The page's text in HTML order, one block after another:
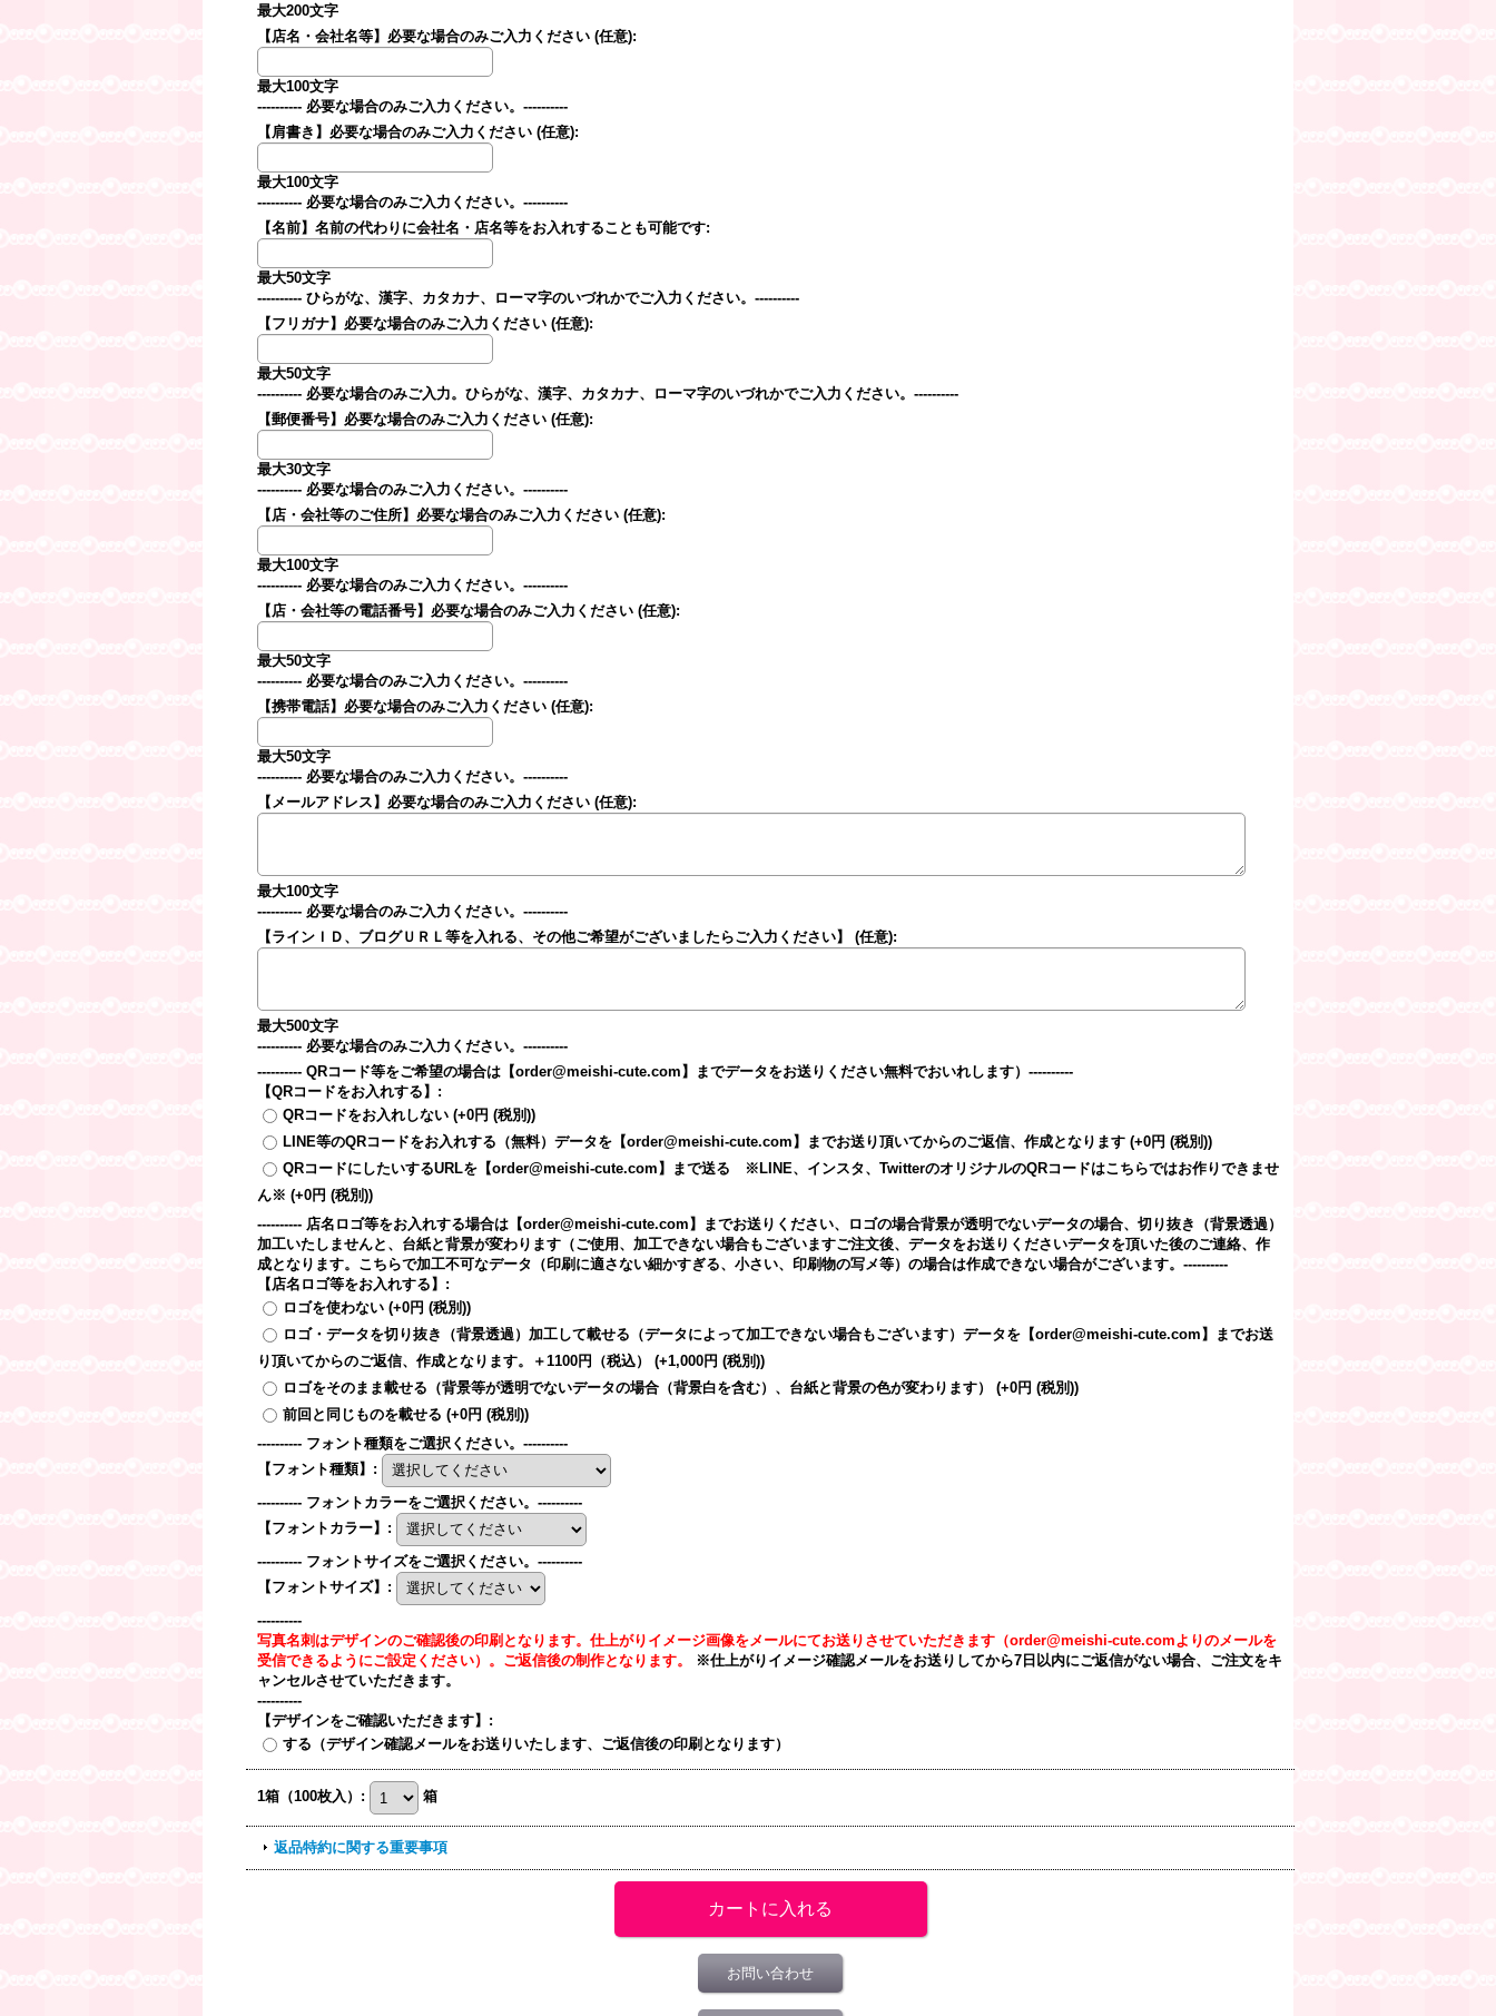
最大200文字
【店名・会社名等】必要な場合のみご入力ください (任意):
最大100文字
---------- 必要な場合のみご入力ください。----------
【肩書き】必要な場合のみご入力ください (任意):
最大100文字
---------- 必要な場合のみご入力ください。----------
【名前】名前の代わりに会社名・店名等をお入れすることも可能です:
最大50文字
---------- ひらがな、漢字、カタカナ、ローマ字のいづれかでご入力ください。----------
【フリガナ】必要な場合のみご入力ください (任意):
最大50文字
---------- 必要な場合のみご入力。ひらがな、漢字、カタカナ、ローマ字のいづれかでご入力ください。----------
【郵便番号】必要な場合のみご入力ください (任意):
最大30文字
---------- 必要な場合のみご入力ください。----------
【店・会社等のご住所】必要な場合のみご入力ください (任意):
最大100文字
---------- 必要な場合のみご入力ください。----------
【店・会社等の電話番号】必要な場合のみご入力ください (任意):
最大50文字
---------- 必要な場合のみご入力ください。----------
【携帯電話】必要な場合のみご入力ください (任意):
最大50文字
---------- 必要な場合のみご入力ください。----------
【メールアドレス】必要な場合のみご入力ください (任意):
最大100文字
---------- 必要な場合のみご入力ください。----------
【ラインＩＤ、ブログＵＲＬ等を入れる、その他ご希望がございましたらご入力ください】 (任意):
最大500文字
---------- 必要な場合のみご入力ください。----------
---------- QRコード等をご希望の場合は【order@meishi-cute.com】までデータをお送りください無料でおいれします）----------
【QRコードをお入れする】 :
QRコードをお入れしない (+0円 (税別))
LINE等のQRコードをお入れする（無料）データを【order@meishi-cute.com】までお送り頂いてからのご返信、作成となります (+0円 (税別))
QRコードにしたいするURLを【order@meishi-cute.com】まで送る ※LINE、インスタ、TwitterのオリジナルのQRコードはこちらではお作りできませ
ん※ (+0円 (税別))
---------- 店名ロゴ等をお入れする場合は【order@meishi-cute.com】までお送りください、ロゴの場合背景が透明でないデータの場合、切り抜き（背景透過）
加工いたしませんと、台紙と背景が変わります（ご使用、加工できない場合もございますご注文後、データをお送りくださいデータを頂いた後のご連絡、作
成となります。こちらで加工不可なデータ（印刷に適さない細かすぎる、小さい、印刷物の写メ等）の場合は作成できない場合がございます。----------
【店名ロゴ等をお入れする】 :
ロゴを使わない (+0円 (税別))
ロゴ・データを切り抜き（背景透過）加工して載せる（データによって加工できない場合もございます）データを【order@meishi-cute.com】までお送
り頂いてからのご返信、作成となります。＋1100円（税込） (+1,000円 (税別))
ロゴをそのまま載せる（背景等が透明でないデータの場合（背景白を含む）、台紙と背景の色が変わります） (+0円 (税別))
前回と同じものを載せる (+0円 (税別))
---------- フォント種類をご選択ください。----------
【フォント種類】 :
---------- フォントカラーをご選択ください。----------
【フォントカラー】 :
---------- フォントサイズをご選択ください。----------
【フォントサイズ】 :
----------
写真名刺はデザインのご確認後の印刷となります。仕上がりイメージ画像をメールにてお送りさせていただきます（order@meishi-cute.comよりのメールを
受信できるようにご設定ください）。ご返信後の制作となります。
※仕上がりイメージ確認メールをお送りしてから7日以内にご返信がない場合、ご注文をキ
ャンセルさせていただきます。
----------
【デザインをご確認いただきます】 :
する（デザイン確認メールをお送りいたします、ご返信後の印刷となります）
1箱（100枚入） : 箱
返品特約に関する重要事項
お問い合わせ